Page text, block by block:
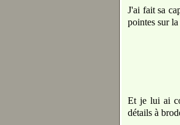
J'ai fait sa
pointes sur la
Et je lui ai
détails à